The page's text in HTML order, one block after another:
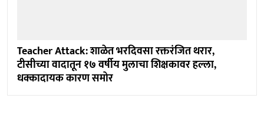
Teacher Attack: शाळेत भरदिवसा रक्तरंजित थरार,
टीसीच्या वादातून १७ वर्षीय मुलाचा शिक्षकावर हल्ला,
धक्कादायक कारण समोर